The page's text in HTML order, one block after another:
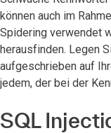
können auch im
Spidering verwendet
herausfinden. Legen
aufgeschrieben auf
jedem, der bei der
SQL